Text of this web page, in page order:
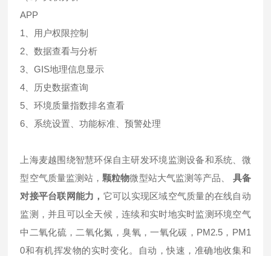
APP
1、用户权限控制
2、数据查看与分析
3、GIS地理信息显示
4、历史数据查询
5、环境质量指数排名查看
6、系统设置、功能标准、预警处理
上海麦越围绕智慧环保自主研发环境监测设备和系统、微
型空气质量监测站，颗粒物微型站大气监测等产品、
具备
对接平台联网能力 ， 它可以实现区域空气质量的在线自动
监测，并且可以全天候，连续和实时地实时监测环境空气
中二氧化硫，二氧化氮，臭氧，一氧化碳，PM2.5，PM1
0和有机挥发物的实时变化。自动，快速，准确地收集和